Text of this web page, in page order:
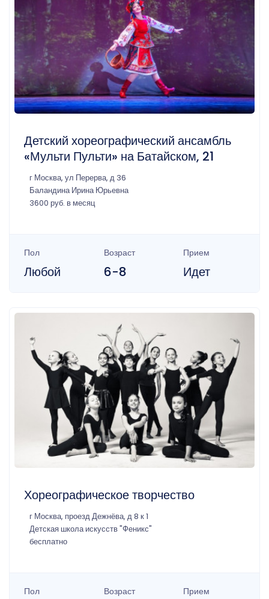
Детский хореографический ансамбль
«Мульти Пульти» на Батайском, 21
г Москва, ул Перерва, д 36
Баландина Ирина Юрьевна
3600 руб. в месяц
Пол
Любой
Возраст
6-8
Прием
Идет
Хореографическое творчество
г Москва, проезд Дежнёва, д 8 к 1
Детская школа искусств "Феникс"
бесплатно
Пол Возраст Прием